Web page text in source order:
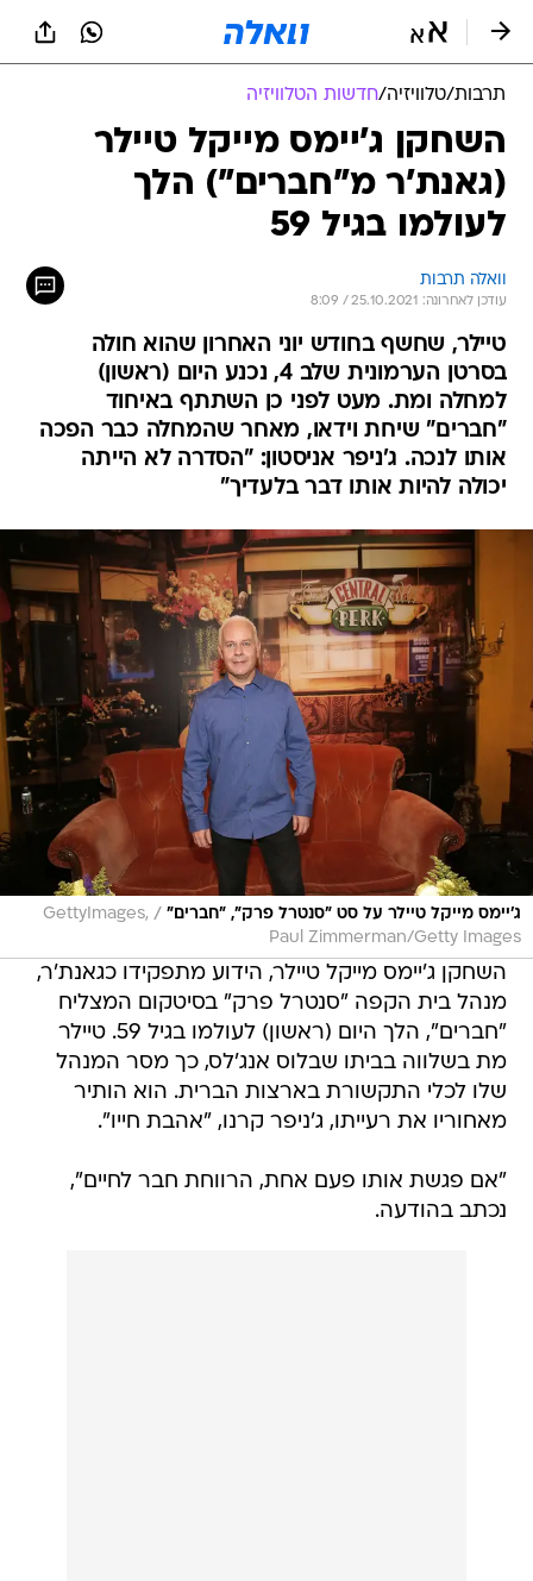
תרבות/טלוויזיה/חדשות הטלוויזיה
השחקן ג'יימס מייקל טיילר
(גאנת'ר מ"חברים") הלך
לעולמו בגיל 59
וואלה תרבות
עודכן לאחרונה: 25.10.2021 / 8:09
טיילר, שחשף בחודש יוני האחרון שהוא חולה
בסרטן הערמונית שלב 4, נכנע היום (ראשון)
למחלה ומת. מעט לפני כן השתתף באיחוד
"חברים" שיחת וידאו, מאחר שהמחלה כבר הפכה
אותו לנכה. ג'ניפר אניסטון: "הסדרה לא הייתה
יכולה להיות אותו דבר בלעדיך"
ג'יימס מייקל טיילר על סט "סנטרל פרק", "חברים" /
GettyImages,
Paul Zimmerman/Getty Images
השחקן ג'יימס מייקל טיילר, הידוע מתפקידו כגאנת'ר,
מנהל בית הקפה "סנטרל פרק" בסיטקום המצליח
"חברים", הלך היום (ראשון) לעולמו בגיל 59. טיילר
מת בשלווה בביתו שבלוס אנג'לס, כך מסר המנהל
שלו לכלי התקשורת בארצות הברית. הוא הותיר
מאחוריו את רעייתו, ג'ניפר קרנו, "אהבת חייו".
"אם פגשת אותו פעם אחת, הרווחת חבר לחיים",
נכתב בהודעה.